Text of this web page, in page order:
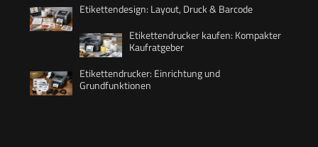
Etikettendesign: Layout, Druck & Barcode
Etikettendrucker kaufen: Kompakter
Kaufratgeber
Etikettendrucker: Einrichtung und
Grundfunktionen